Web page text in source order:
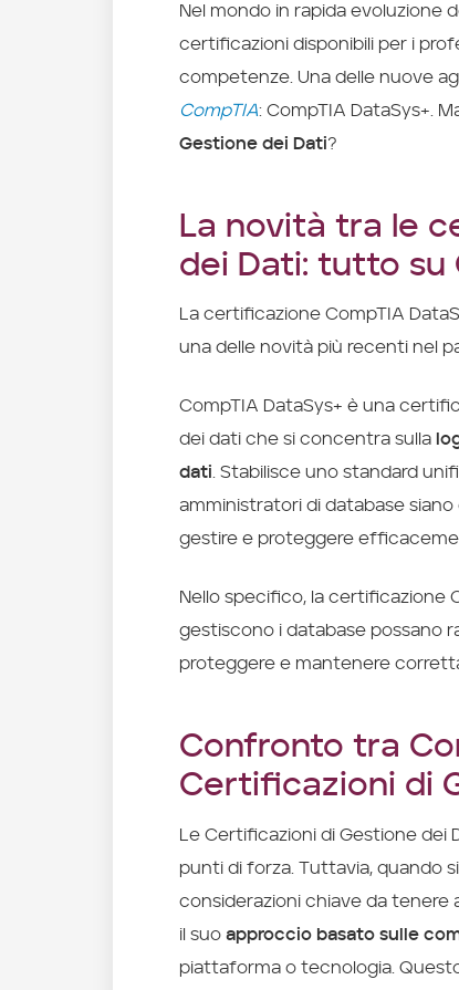
Nel mondo in rapida evoluzione
certificazioni disponibili per i
competenze. Una delle nuove
CompTIA: CompTIA DataSys+.
Gestione dei Dati?
La novità tra le
dei Dati: tutto su
La certificazione CompTIA
una delle novità più recenti nel
CompTIA DataSys+ è una
dei dati che si concentra sulla
dati . Stabilisce uno standard
amministratori di database
gestire e proteggere
Nello specifico, la certificazione
gestiscono i database possano
proteggere e mantenere
Confronto tra
Certificazioni di
Le Certificazioni di Gestione dei
punti di forza. Tuttavia, quando
considerazioni chiave da tenere
il suo approccio basato sulle
piattaforma o tecnologia.